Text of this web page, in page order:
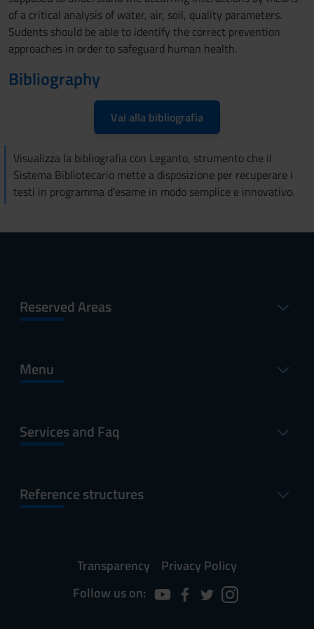
of a critical analysis of water, air, soil, quality parameters.
Sudents should be able to identify the correct prevention
approaches in order to safeguard human health.
Bibliography
Vai alla bibliografia
Visualizza la bibliografia con Leganto, strumento che il
Sistema Bibliotecario mette a disposizione per recuperare i
testi in programma d'esame in modo semplice e innovativo.
Reserved Areas
Menu
Services and Faq
Reference structures
Transparency
Privacy Policy
Follow us on: